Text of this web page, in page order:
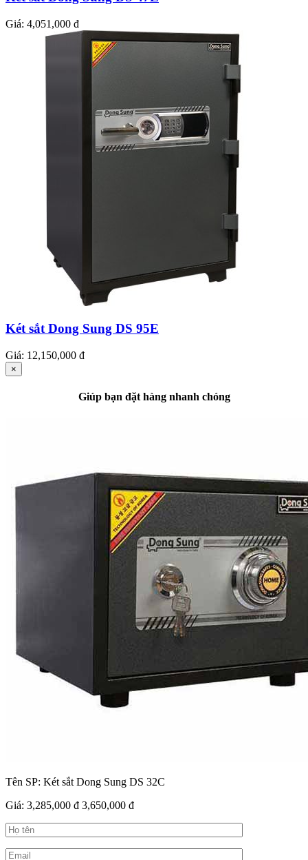
Giá: 4,051,000 đ
Két sắt Dong Sung DS 95E
Giá: 12,150,000 đ
×
Giúp bạn đặt hàng nhanh chóng
Tên SP: Két sắt Dong Sung DS 32C
Giá: 3,285,000 đ 3,650,000 đ